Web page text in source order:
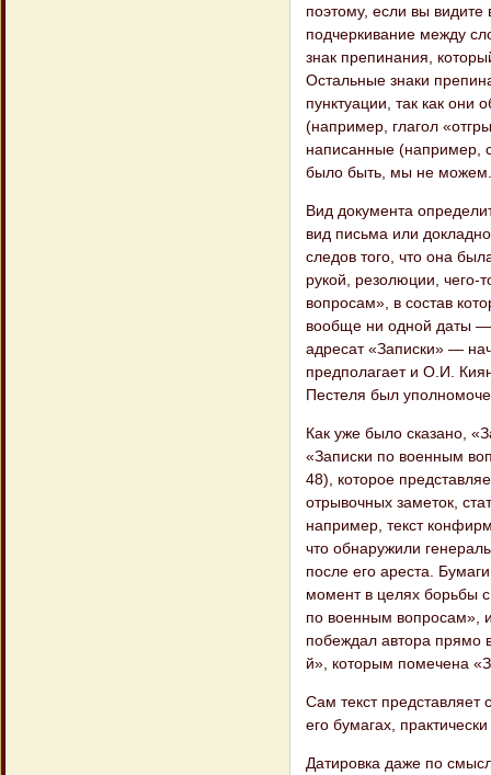
поэтому, если вы
подчеркивание между
знак препинания,
Остальные знаки
пунктуации, так как они
(например, глагол
написанные (например,
было быть, мы не можем.
Вид документа
вид письма или
следов того, что она
рукой, резолюции,
вопросам», в состав
вообще ни одной даты —
адресат «Записки» —
предполагает и О.И.
Пестеля был
Как уже было сказано,
«Записки по военным
48), которое
отрывочных заметок,
например, текст
что обнаружили
после его ареста.
момент в целях борьбы
по военным вопросам»,
побеждал автора прямо
й», которым помечена
Сам текст представляет
его бумагах,
Датировка даже по